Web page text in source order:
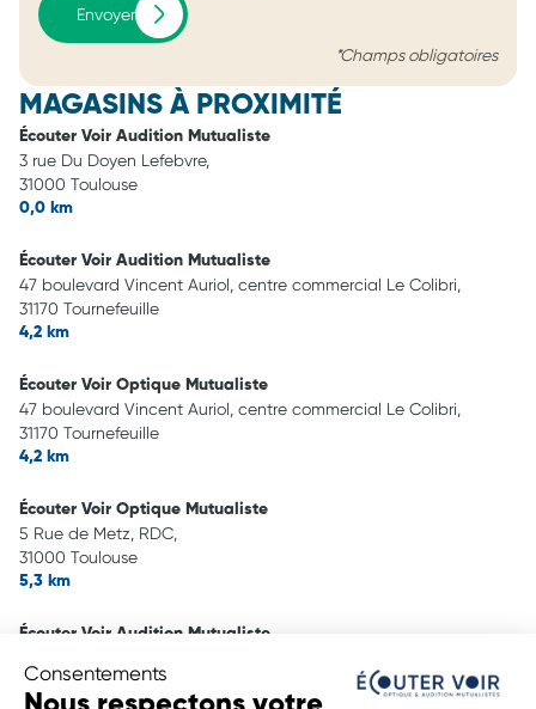
Consentements
Envoyer
*Champs obligatoires
MAGASINS À PROXIMITÉ
Écouter Voir Audition Mutualiste
3 rue Du Doyen Lefebvre,
31000 Toulouse
0,0 km
Écouter Voir Audition Mutualiste
47 boulevard Vincent Auriol, centre commercial Le Colibri,
31170 Tournefeuille
4,2 km
Écouter Voir Optique Mutualiste
47 boulevard Vincent Auriol, centre commercial Le Colibri,
31170 Tournefeuille
4,2 km
Écouter Voir Optique Mutualiste
5 Rue de Metz, RDC,
31000 Toulouse
5,3 km
Écouter Voir Audition Mutualiste
31000 Toulouse
5,3 km